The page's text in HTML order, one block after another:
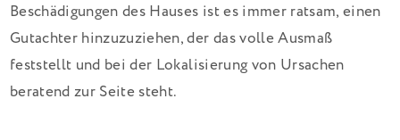
Beschädigungen des Hauses ist es immer ratsam, einen
Gutachter hinzuzuziehen, der das volle Ausmaß
feststellt und bei der Lokalisierung von Ursachen
beratend zur Seite steht.